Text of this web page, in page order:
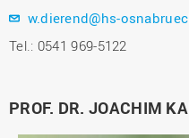
w.dierend@hs-
Tel.: 0541 969-5122
PROF. DR. JOACHIM